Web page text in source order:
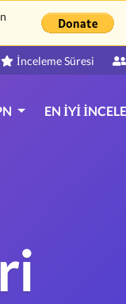
İnceleme Süresi
EN İYI